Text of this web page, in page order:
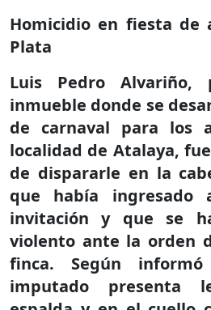
Homicidio en fiesta de
Plata
Luis Pedro Alvariño,
inmueble donde se
de carnaval para los
localidad de Atalaya,
de dispararle en la
que había
invitación y que se
violento ante la orden
finca. Según
imputado presenta